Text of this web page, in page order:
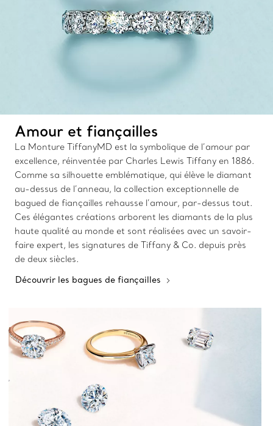
Amour et fiançailles
La Monture TiffanyMD est la symbolique de l’amour par
excellence, réinventée par Charles Lewis Tiffany en 1886.
Comme sa silhouette emblématique, qui élève le diamant
au-dessus de l’anneau, la collection exceptionnelle de
bagued de fiançailles rehausse l’amour, par-dessus tout.
Ces élégantes créations arborent les diamants de la plus
haute qualité au monde et sont réalisées avec un savoir-
faire expert, les signatures de Tiffany & Co. depuis près
de deux siècles.
Découvrir les bagues de fiançailles